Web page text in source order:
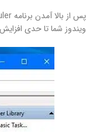
ویندوز شما تا حدی